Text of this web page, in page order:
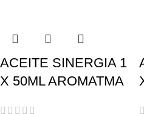
ACEITE SINERGIA 1
X 50ML AROMATMA